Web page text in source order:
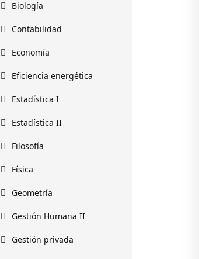
Biología
Contabilidad
Economía
Eficiencia energética
Estadística I
Estadística II
Filosofía
Física
Geometría
Gestión Humana II
Gestión privada